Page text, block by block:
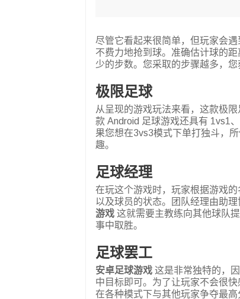
尽管它看起来很简单，但玩家会
不费力地抢到球。准确估计球的
少的步数。您采取的步骤越多，您
极限足球
从呈现的游戏玩法来看，这款极
款 Android 足球游戏还具有 1vs1
果您想在3vs3模式下单打独斗，
趣。
足球经理
在玩这个游戏时，玩家根据游戏
以及球员的状态。团队经理由助
游戏 这就需要主教练向其他球队
事中取胜。
足球罢工
安卓足球游戏 这是非常独特的，
中目标即可。为了让玩家不会很
在各种模式下与其他玩家争夺最